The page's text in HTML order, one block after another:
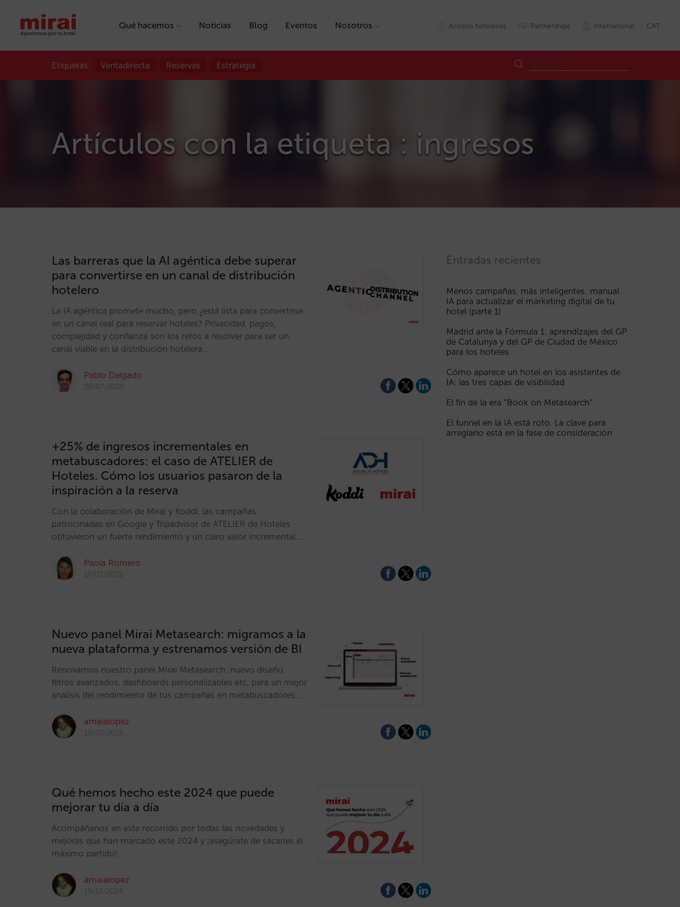
Qué hacemos Noticias Blog Eventos Nosotros Acceso hoteleros Partnerships International CAT
Etiquetas: Ventadirecta Reservas Estrategia
Artículos con la etiqueta : ingresos
Las barreras que la AI agéntica debe superar
para convertirse en un canal de distribución
hotelero
La IA agéntica promete mucho, pero ¿está lista para convertirse
en un canal real para reservar hoteles? Privacidad, pagos,
complejidad y confianza son los retos a resolver para ser un
canal viable en la distribución hotelera.…
Pablo Delgado
28/07/2025
+25% de ingresos incrementales en
metabuscadores: el caso de ATELIER de
Hoteles. Cómo los usuarios pasaron de la
inspiración a la reserva
Con la colaboración de Mirai y Koddi, las campañas
patrocinadas en Google y Tripadvisor de ATELIER de Hoteles
obtuvieron un fuerte rendimiento y un claro valor incremental.…
Paola Romero
17/07/2025
Nuevo panel Mirai Metasearch: migramos a la
nueva plataforma y estrenamos versión de BI
Renovamos nuestro panel Mirai Metasearch: nuevo diseño,
filtros avanzados, dashboards personalizables etc, para un mejor
análisis del rendimiento de tus campañas en metabuscadores.…
amaialopez
19/02/2025
Qué hemos hecho este 2024 que puede
mejorar tu día a día
Acompáñanos en este recorrido por todas las novedades y
mejoras que han marcado este 2024 y ¡asegúrate de sacarles el
máximo partido!…
amaialopez
19/12/2024
Entradas recientes
Menos campañas, más inteligentes: manual
IA para actualizar el marketing digital de tu
hotel (parte 1)
Madrid ante la Fórmula 1: aprendizajes del GP
de Catalunya y del GP de Ciudad de México
para los hoteles
Cómo aparece un hotel en los asistentes de
IA: las tres capas de visibilidad
El fin de la era “Book on Metasearch”
El funnel en la IA está roto. La clave para
arreglarlo está en la fase de consideración